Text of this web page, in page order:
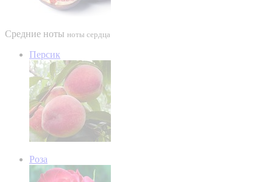
Средние ноты ноты сердца
Персик
Роза